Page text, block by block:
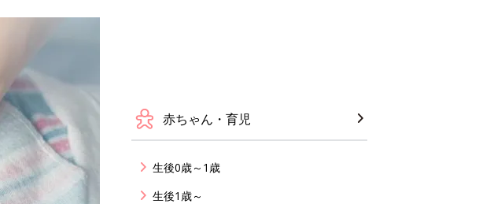
赤ちゃん・育児
生後0歳～1歳
生後1歳～